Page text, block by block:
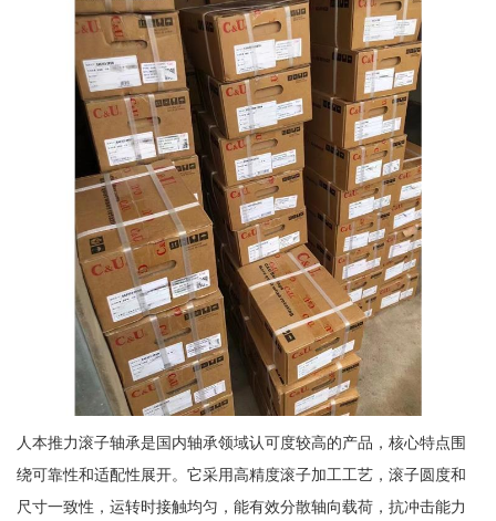
人本推力滚子轴承是国内轴承领域认可度较高的产品，核心特点围
绕可靠性和适配性展开。它采用高精度滚子加工工艺，滚子圆度和
尺寸一致性，运转时接触均匀，能有效分散轴向载荷，抗冲击能力